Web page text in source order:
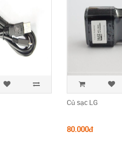
Củ sạc LG
80.000đ